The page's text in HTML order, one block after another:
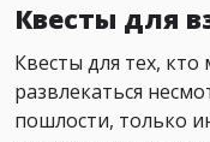
Квесты для
Квесты для тех,
развлекаться
пошлости, только